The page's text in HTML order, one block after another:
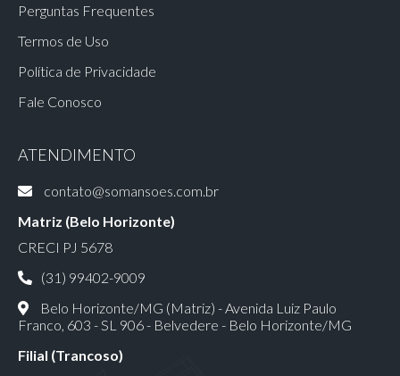
Perguntas Frequentes
Termos de Uso
Política de Privacidade
Fale Conosco
ATENDIMENTO
contato@somansoes.com.br
Matriz (Belo Horizonte)
CRECI PJ 5678
(31) 99402-9009
Belo Horizonte/MG (Matriz) - Avenida Luiz Paulo
Franco, 603 - SL 906 - Belvedere - Belo Horizonte/MG
Filial (Trancoso)